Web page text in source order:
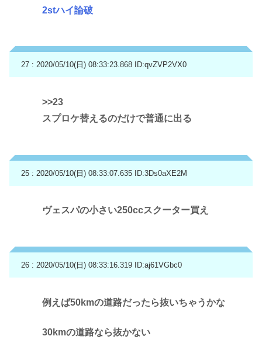
2stハイ論破
27 : 2020/05/10(日) 08:33:23.868 ID:qvZVP2VX0
>>23
スプロケ替えるのだけで普通に出る
25 : 2020/05/10(日) 08:33:07.635 ID:3Ds0aXE2M
ヴェスパの小さい250ccスクーター買え
26 : 2020/05/10(日) 08:33:16.319 ID:aj61VGbc0
例えば50kmの道路だったら抜いちゃうかな
30kmの道路なら抜かない